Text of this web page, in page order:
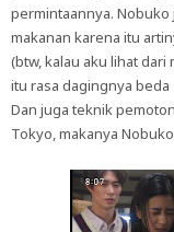
permintaannya.
makanan karena itu
(btw, kalau aku lihat
itu rasa dagingnya
Dan juga teknik
Tokyo, makanya